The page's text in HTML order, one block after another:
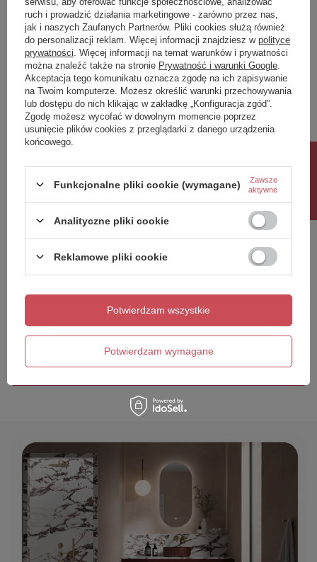
Napisz swoją opinię
Twoja ocena:
5/5
Treść twojej opinii
Dodaj własne zdjęcie produktu:
Wyślij opinię
ruch i prowadzić działania marketingowe - zarówno przez nas,
jak i naszych Zaufanych Partnerów. Pliki cookies służą również
do personalizacji reklam. Więcej informacji znajdziesz w polityce
prywatności . Więcej informacji na temat warunków i prywatności
można znaleźć także na stronie Prywatność i warunki Google
Akceptacja tego komunikatu oznacza zgodę na ich zapisywanie
na Twoim komputerze. Możesz określić warunki przechowywania
lub dostępu do nich klikając w zakładkę „Konfiguracja zgód”.
Zgodę możesz wycofać w dowolnym momencie poprzez
usunięcie plików cookies z przeglądarki z danego urządzenia
końcowego.
Funkcjonalne pliki cookie (wymagane) Zawsze
aktywne
Analityczne pliki cookie
Reklamowe pliki cookie
Potwierdzam wymagane
Potwierdzam wszystkie